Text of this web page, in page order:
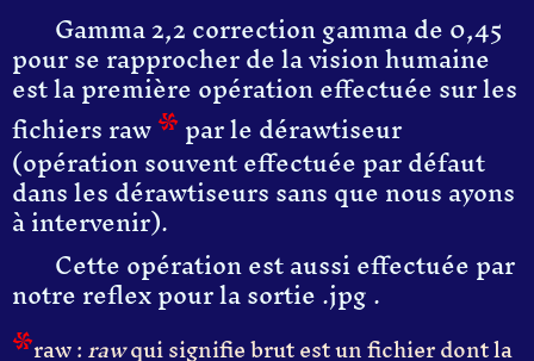
Gamma 2,2 correction gamma de 0,45
pour se rapprocher de la vision humaine
est la première opération effectuée sur les
fichiers raw*par le dérawtiseur
(opération souvent effectuée par défaut
dans les dérawtiseurs sans que nous ayons
à intervenir).
Cette opération est aussi effectuée par
notre reflex pour la sortie .jpg .
*raw :rawqui signifie brut est un fichier dont la